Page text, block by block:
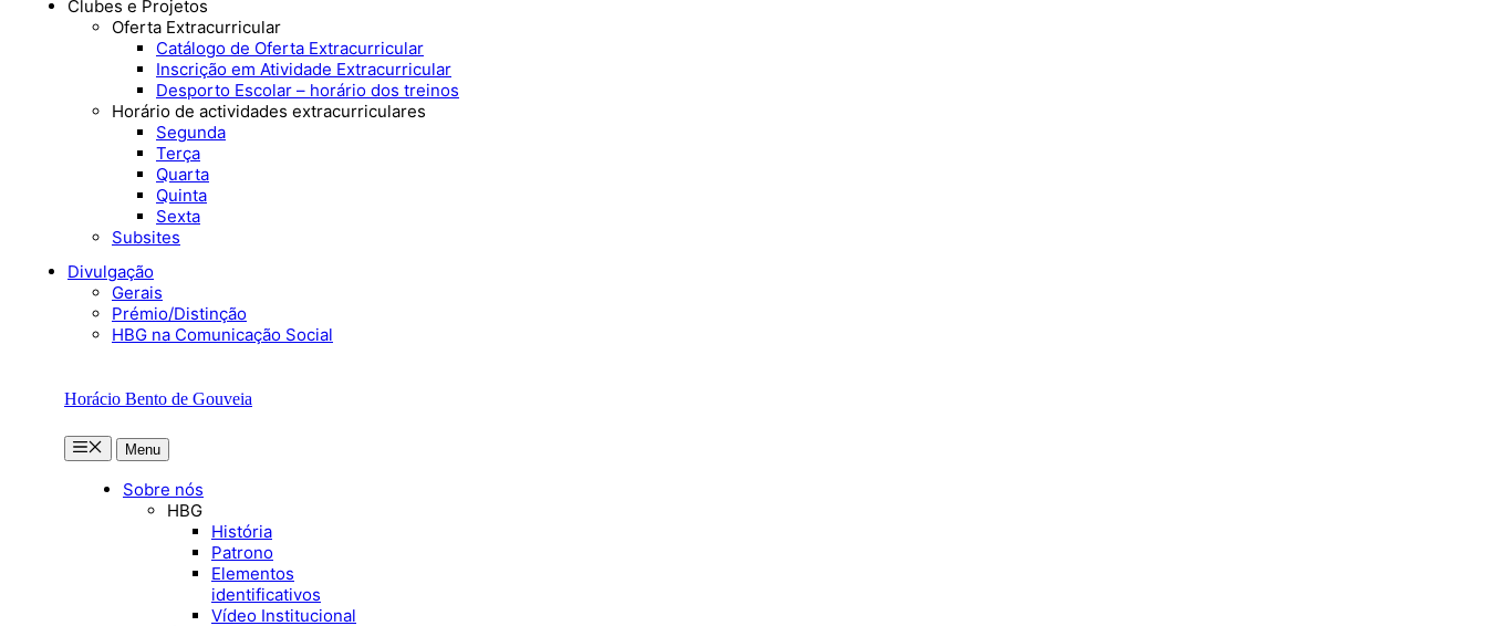
Clubes e Projetos
Oferta Extracurricular
Catálogo de Oferta Extracurricular
Inscrição em Atividade Extracurricular
Desporto Escolar – horário dos treinos
Horário de actividades extracurriculares
Segunda
Terça
Quarta
Quinta
Sexta
Subsites
Divulgação
Gerais
Prémio/Distinção
HBG na Comunicação Social
Horácio Bento de Gouveia
MenuMenu
Sobre nós
HBG
História
Patrono
Elementos
identificativos
Vídeo Institucional